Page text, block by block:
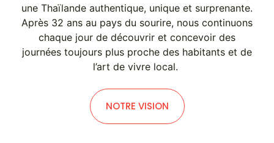
une Thaïlande authentique, unique et surprenante.
Après 32 ans au pays du sourire, nous continuons
chaque jour de découvrir et concevoir des
journées toujours plus proche des habitants et de
l’art de vivre local.
NOTRE VISION